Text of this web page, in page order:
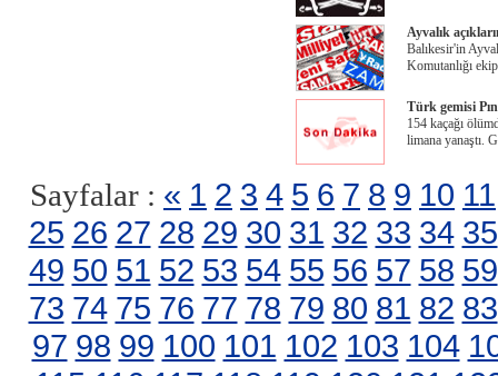
Ayvalık
Balıkesir'in
Komutanlığı
Türk gemisi
154 kaçağı
limana yanaştı.
Sayfalar : « 1 2 3 4 5 6 7 8 9 10 11
25 26 27 28 29 30 31 32 33 34 35
49 50 51 52 53 54 55 56 57 58 59
73 74 75 76 77 78 79 80 81 82 83
97 98 99 100 101 102 103 104